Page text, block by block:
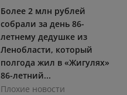
Более 2 млн рублей
собрали за день 86-
летнему дедушке из
Ленобласти, который
полгода жил в «Жигулях»
86-летний...
Плохие новости